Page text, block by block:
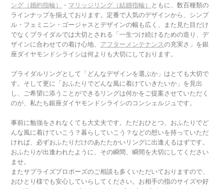
ング（婚約指輪）
・ マリッジリング（結婚指輪） ともに、数百種類の
ラインナップを揃えております。定番で人気のデザインから、シンプ
ル・フェミニン・ゴージャスとデザインの幅も広く、また見た目だけ
でなくブライダルでは大切とされる「一生つけ続けるための造り、デ
ザインに合わせての着け心地、 アフターメンテナンスの充実さ」を銀
座ダイヤモンドシライシは何よりも大切にしております。
ブライダルリングとして「どんなデザインを選ぶか」はとても大切で
す。そして更に「おふたりでどんな風に着けていきたいか」を見出
し、ご希望に添うことができるリングは何かをご提案させていただく
のが、私たち銀座ダイヤモンドシライシのコンシェルジュです。
事前に勉強をされなくても大丈夫です。ただおひとつ、おふたりでど
んな風に着けていこう？暮らしていこう？などの想いを持っていただ
ければ、必ずおふたりだけのあたたかいリングに出逢えるはずです。
おふたりが出逢われたように、その瞬間、瞬間を大切にしてください
ませ。
またサプライズプロポーズのご相談も多くいただいておりますので、
おひとり様でも安心していらしてください。お相手の指のサイズや好